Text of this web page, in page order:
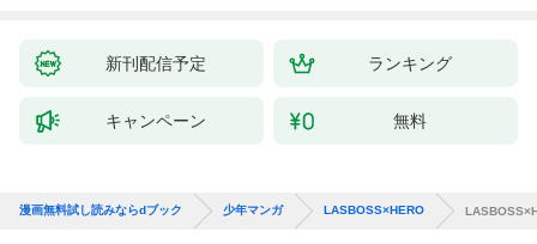
新刊配信予定 ランキング
キャンペーン 無料
漫画無料試し読みならdブック 少年マンガ LASBOSS×HERO